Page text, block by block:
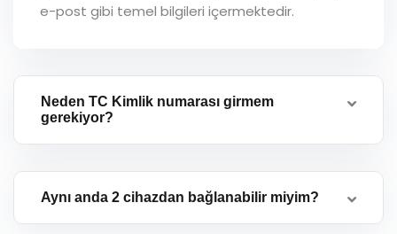
e-post gibi temel bilgileri içermektedir.
Neden TC Kimlik numarası girmem
gerekiyor?
Aynı anda 2 cihazdan bağlanabilir miyim?